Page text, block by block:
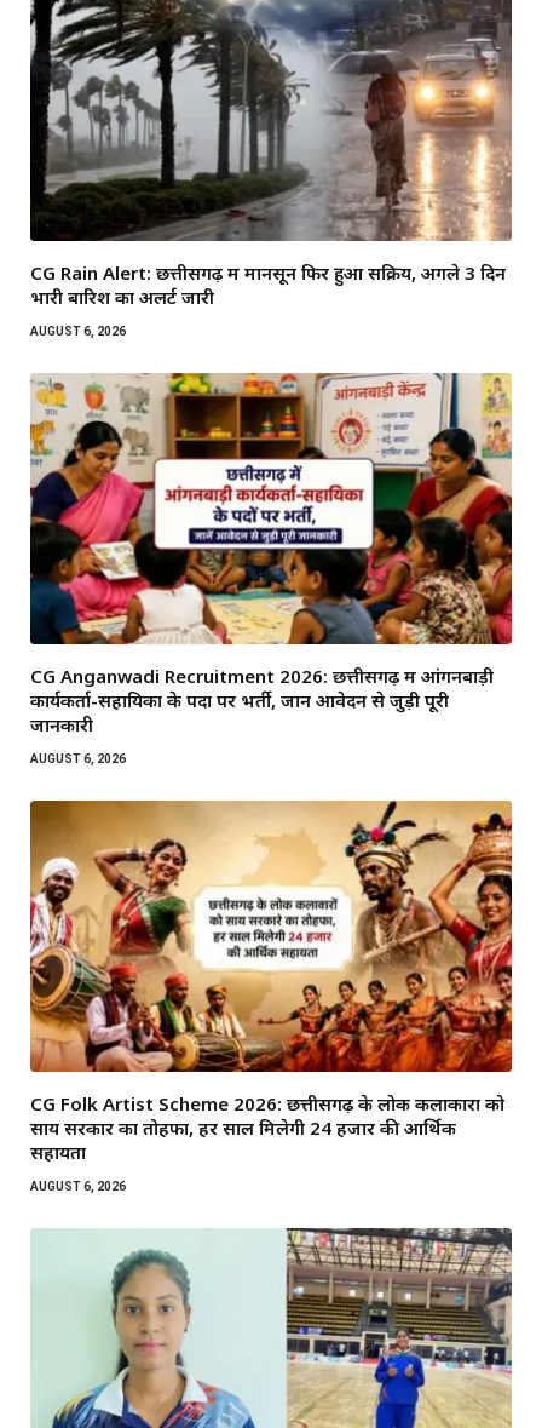
CG Rain Alert: छत्तीसगढ़ में मानसून फिर हुआ सक्रिय, अगले 3 दिन
भारी बारिश का अलर्ट जारी
AUGUST 6, 2026
CG Anganwadi Recruitment 2026: छत्तीसगढ़ में आंगनबाड़ी
कार्यकर्ता-सहायिका के पदों पर भर्ती, जानें आवेदन से जुड़ी पूरी
जानकारी
AUGUST 6, 2026
CG Folk Artist Scheme 2026: छत्तीसगढ़ के लोक कलाकारों को
साय सरकार का तोहफा, हर साल मिलेगी 24 हजार की आर्थिक
सहायता
AUGUST 6, 2026